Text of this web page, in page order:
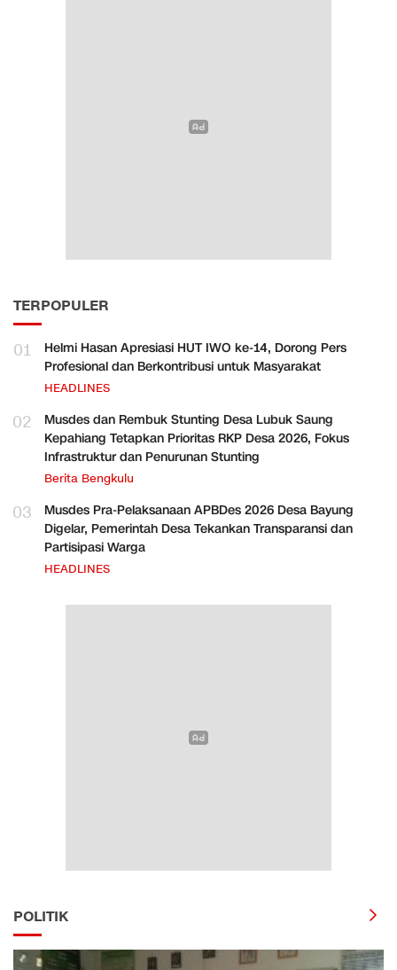
TERPOPULER
01
Helmi Hasan Apresiasi HUT IWO ke-14, Dorong Pers
Profesional dan Berkontribusi untuk Masyarakat
HEADLINES
02
Musdes dan Rembuk Stunting Desa Lubuk Saung
Kepahiang Tetapkan Prioritas RKP Desa 2026, Fokus
Infrastruktur dan Penurunan Stunting
Berita Bengkulu
03
Musdes Pra-Pelaksanaan APBDes 2026 Desa Bayung
Digelar, Pemerintah Desa Tekankan Transparansi dan
Partisipasi Warga
HEADLINES
POLITIK